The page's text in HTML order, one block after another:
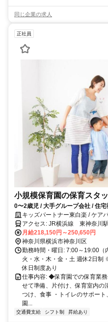
同じ企業の求人
正社員
小規模保育園の保育スタ
0〜2歳児 / 大手グループ会社 / 住
働けます！
キッズパートナー東白楽 / ケア
アクセス: JR横浜線 東神奈
月給218,150円～250,650円
神奈川県横浜市神奈川区
勤務時間・曜日: 7:00～19:00（
火・水・木・金・土 週休2日制
休日制度あり
仕事内容: ◆保育園での保育業
せて準備、片付け、保育室内の
つけ、食事 ・トイレのサポー
園...
交通費支給 シフト制 昇給あり